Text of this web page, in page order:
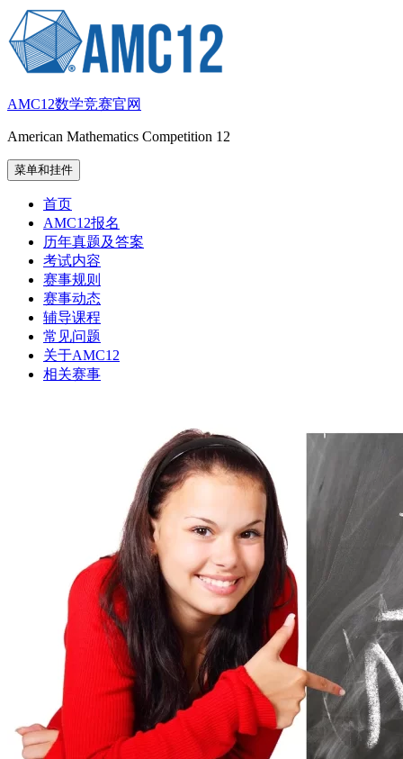
至
内
AMC12数学竞赛官网
American Mathematics Competition 12
菜单和挂件
首页
AMC12报名
历年真题及答案
考试内容
赛事规则
赛事动态
辅导课程
常见问题
关于AMC12
相关赛事